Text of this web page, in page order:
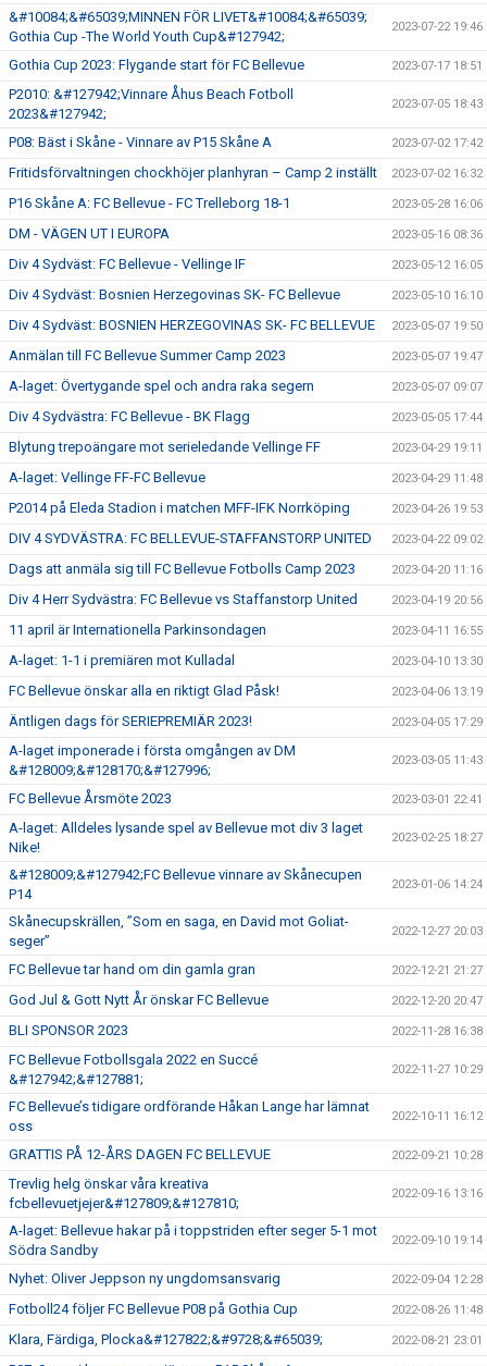
&#10084;&#65039;MINNEN FÖR LIVET&#10084;&#65039;
Gothia Cup -The World Youth Cup&#127942;
2023-07-22 19:46
Gothia Cup 2023: Flygande start för FC Bellevue 2023-07-17 18:51
P2010: &#127942;Vinnare Åhus Beach Fotboll
2023&#127942;
2023-07-05 18:43
P08: Bäst i Skåne - Vinnare av P15 Skåne A 2023-07-02 17:42
Fritidsförvaltningen chockhöjer planhyran – Camp 2 inställt 2023-07-02 16:32
P16 Skåne A: FC Bellevue - FC Trelleborg 18-1 2023-05-28 16:06
DM - VÄGEN UT I EUROPA 2023-05-16 08:36
Div 4 Sydväst: FC Bellevue - Vellinge IF 2023-05-12 16:05
Div 4 Sydväst: Bosnien Herzegovinas SK- FC Bellevue 2023-05-10 16:10
Div 4 Sydväst: BOSNIEN HERZEGOVINAS SK- FC BELLEVUE 2023-05-07 19:50
Anmälan till FC Bellevue Summer Camp 2023 2023-05-07 19:47
A-laget: Övertygande spel och andra raka segern 2023-05-07 09:07
Div 4 Sydvästra: FC Bellevue - BK Flagg 2023-05-05 17:44
Blytung trepoängare mot serieledande Vellinge FF 2023-04-29 19:11
A-laget: Vellinge FF-FC Bellevue 2023-04-29 11:48
P2014 på Eleda Stadion i matchen MFF-IFK Norrköping 2023-04-26 19:53
DIV 4 SYDVÄSTRA: FC BELLEVUE-STAFFANSTORP UNITED 2023-04-22 09:02
Dags att anmäla sig till FC Bellevue Fotbolls Camp 2023 2023-04-20 11:16
Div 4 Herr Sydvästra: FC Bellevue vs Staffanstorp United 2023-04-19 20:56
11 april är Internationella Parkinsondagen 2023-04-11 16:55
A-laget: 1-1 i premiären mot Kulladal 2023-04-10 13:30
FC Bellevue önskar alla en riktigt Glad Påsk! 2023-04-06 13:19
Äntligen dags för SERIEPREMIÄR 2023! 2023-04-05 17:29
A-laget imponerade i första omgången av DM
&#128009;&#128170;&#127996;
2023-03-05 11:43
FC Bellevue Årsmöte 2023 2023-03-01 22:41
A-laget: Alldeles lysande spel av Bellevue mot div 3 laget
Nike!
2023-02-25 18:27
&#128009;&#127942;FC Bellevue vinnare av Skånecupen
P14
2023-01-06 14:24
Skånecupskrällen, ”Som en saga, en David mot Goliat-
seger”
2022-12-27 20:03
FC Bellevue tar hand om din gamla gran 2022-12-21 21:27
God Jul & Gott Nytt År önskar FC Bellevue 2022-12-20 20:47
BLI SPONSOR 2023 2022-11-28 16:38
FC Bellevue Fotbollsgala 2022 en Succé
&#127942;&#127881;
2022-11-27 10:29
FC Bellevue’s tidigare ordförande Håkan Lange har lämnat
oss
2022-10-11 16:12
GRATTIS PÅ 12-ÅRS DAGEN FC BELLEVUE 2022-09-21 10:28
Trevlig helg önskar våra kreativa
fcbellevuetjejer&#127809;&#127810;
2022-09-16 13:16
A-laget: Bellevue hakar på i toppstriden efter seger 5-1 mot
Södra Sandby
2022-09-10 19:14
Nyhet: Oliver Jeppson ny ungdomsansvarig 2022-09-04 12:28
Fotboll24 följer FC Bellevue P08 på Gothia Cup 2022-08-26 11:48
Klara, Färdiga, Plocka&#127822;&#9728;&#65039; 2022-08-21 23:01